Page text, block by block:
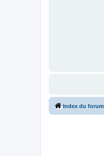
Index du forum